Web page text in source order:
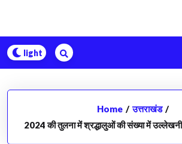
Home / उत्तराखंड /
2024 की तुलना में श्रद्धालुओं की संख्या में